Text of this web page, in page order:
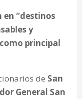
“destinos
y
principal
de San
General San